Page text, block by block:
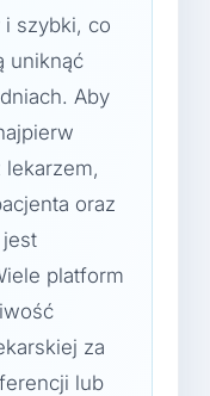
szybki, co
uniknąć
Aby
oraz
platform
za
lub